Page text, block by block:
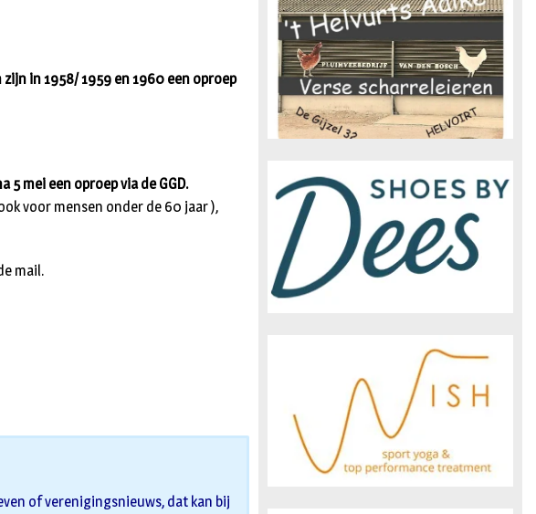
zijn in 1958/ 1959 en 1960 een oproep
5 mei een oproep via de GGD.
voor mensen onder de 60 jaar ),
mail.
of verenigingsnieuws, dat kan bij
n